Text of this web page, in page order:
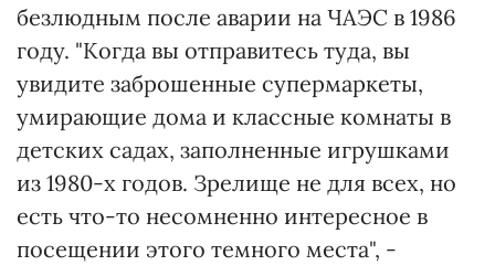
безлюдным после аварии на ЧАЭС в 1986
году. "Когда вы отправитесь туда, вы
увидите заброшенные супермаркеты,
умирающие дома и классные комнаты в
детских садах, заполненные игрушками
из 1980-х годов. Зрелище не для всех, но
есть что-то несомненно интересное в
посещении этого темного места", -